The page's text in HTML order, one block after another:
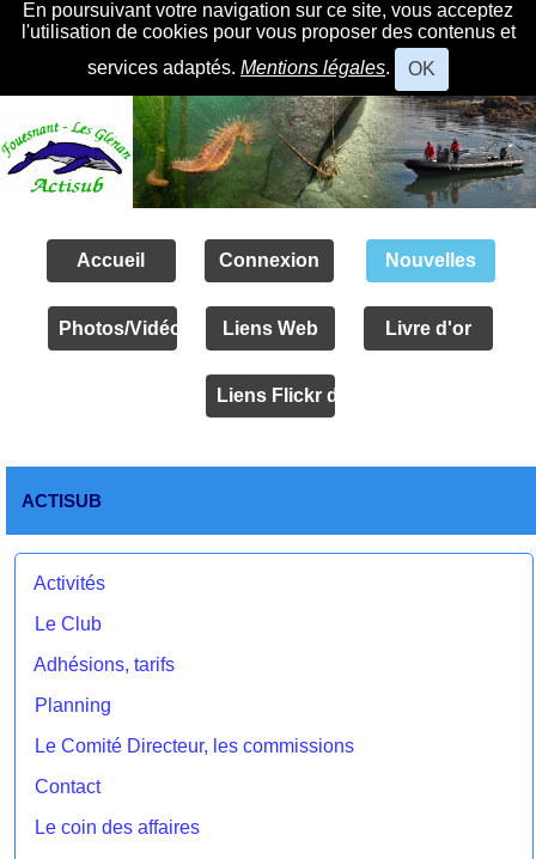
En poursuivant votre navigation sur ce site, vous acceptez
l'utilisation de cookies pour vous proposer des contenus et
services adaptés. Mentions légales. OK
Accueil Connexion Nouvelles
Photos/Vidéos Liens Web Livre d'or
Liens Flickr des amis
ACTISUB
Activités
Le Club
Adhésions, tarifs
Planning
Le Comité Directeur, les commissions
Contact
Le coin des affaires